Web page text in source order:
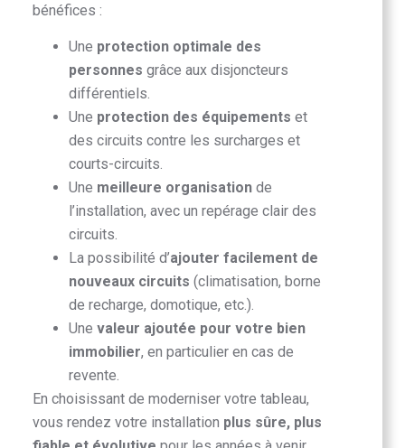
bénéfices :
Une protection optimale des
personnes grâce aux disjoncteurs
différentiels.
Une protection des équipements et
des circuits contre les surcharges et
courts-circuits.
Une meilleure organisation de
l’installation, avec un repérage clair des
circuits.
La possibilité d’ajouter facilement de
nouveaux circuits (climatisation, borne
de recharge, domotique, etc.).
Une valeur ajoutée pour votre bien
immobilier, en particulier en cas de
revente.
En choisissant de moderniser votre tableau,
vous rendez votre installation plus sûre, plus